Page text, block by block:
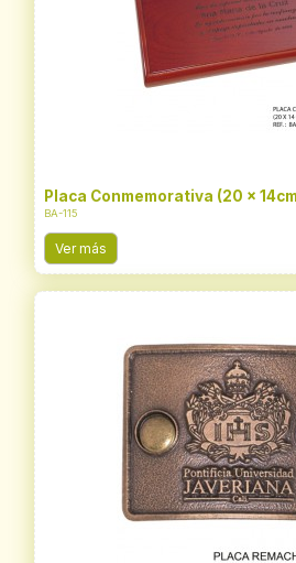
Placa Conmemorativa (20 x
BA-115
Ver más